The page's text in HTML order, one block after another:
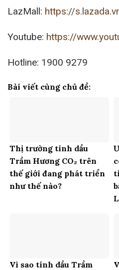
LazMall: https://
Youtube: https://
Hotline: 1900 9279
Bài viết cùng chủ đề:
Thị trường tinh dầu
Trầm Hương CO₂ trên
thế giới đang phát triển
như thế nào?
Vì sao tinh dầu Trầm